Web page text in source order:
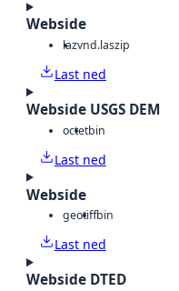
Webside
lazvnd.laszip
Last ned
Webside USGS DEM
octetbin
Last ned
Webside
geotiffbin
Last ned
Webside DTED